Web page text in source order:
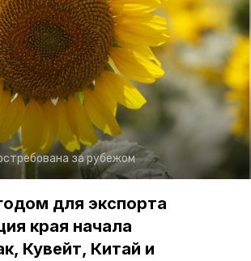
за рубежом
для экспорта
края начала
Кувейт, Китай и